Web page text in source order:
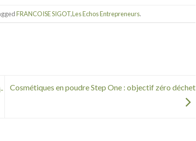
FRANCOISE SIGOT,Les Echos Entrepreneurs.
Cosmétiques en poudre Step One : objectif zéro déchet